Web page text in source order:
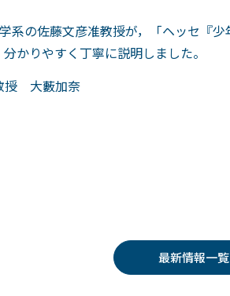
系の佐藤文彦准教授が，「ヘッセ『
かりやすく丁寧に説明しました。
授 大藪加奈
最新情報一覧